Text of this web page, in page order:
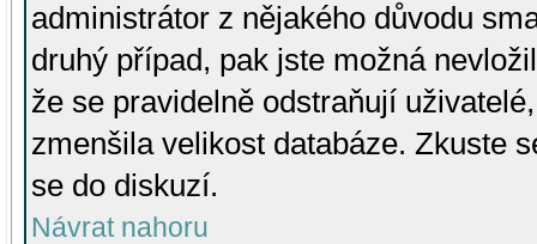
administrátor z nějakého důvodu
druhý případ, pak jste možná
že se pravidelně odstraňují
zmenšila velikost databáze. Zkuste
se do diskuzí.
Návrat nahoru